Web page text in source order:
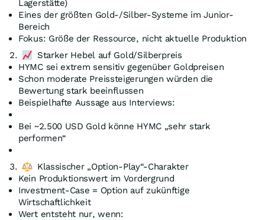
Lagerstätte)
Eines der größten Gold-/Silber-Systeme im Junior-
Bereich
Fokus: Größe der Ressource, nicht aktuelle Produktion
2.
Starker Hebel auf Gold/Silberpreis
HYMC sei extrem sensitiv gegenüber Goldpreisen
Schon moderate Preissteigerungen würden die
Bewertung stark beeinflussen
Beispielhafte Aussage aus Interviews:
Bei ~2.500 USD Gold könne HYMC „sehr stark
performen“
3.
Klassischer „Option-Play“-Charakter
Kein Produktionswert im Vordergrund
Investment-Case = Option auf zukünftige
Wirtschaftlichkeit
Wert entsteht nur, wenn: